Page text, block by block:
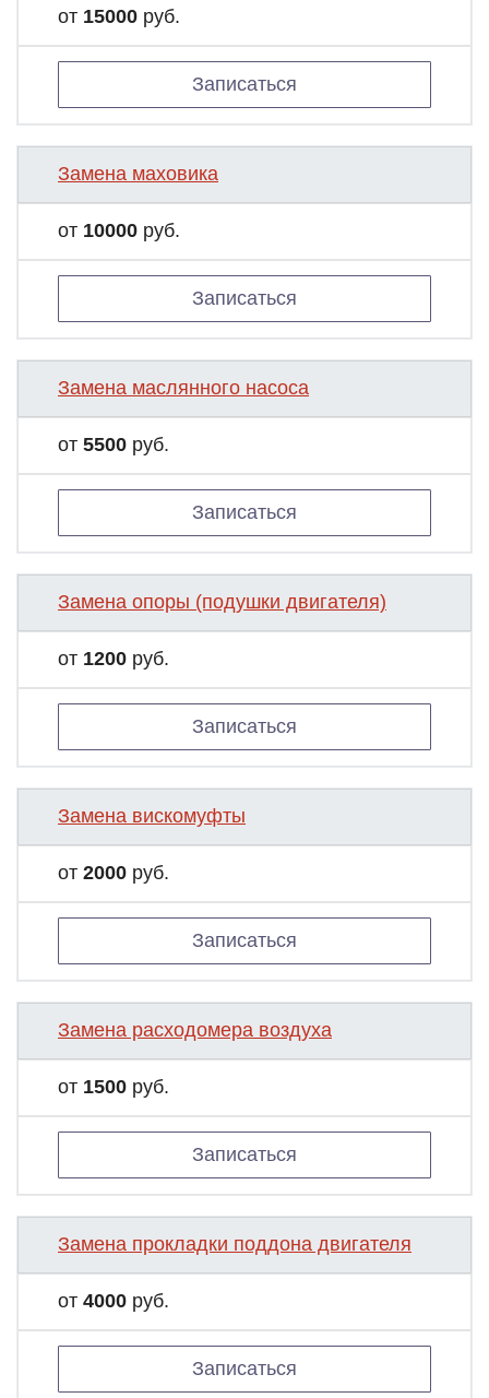
от 15000 руб.
Записаться
Замена маховика
от 10000 руб.
Записаться
Замена маслянного насоса
от 5500 руб.
Записаться
Замена опоры (подушки двигателя)
от 1200 руб.
Записаться
Замена вискомуфты
от 2000 руб.
Записаться
Замена расходомера воздуха
от 1500 руб.
Записаться
Замена прокладки поддона двигателя
от 4000 руб.
Записаться